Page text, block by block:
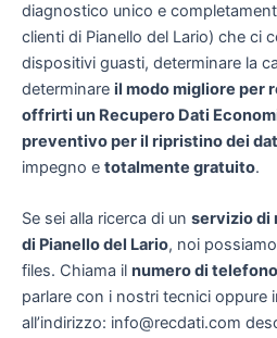
diagnostico unico e
clienti di Pianello del Lario) che ci
dispositivi guasti, determinare la
determinare il modo migliore per
offrirti un Recupero Dati
preventivo per il ripristino dei
impegno e totalmente gratuito.
Se sei alla ricerca di un servizio di
di Pianello del Lario, noi
files. Chiama il numero di
parlare con i nostri tecnici oppure
all’indirizzo: info@recdati.com